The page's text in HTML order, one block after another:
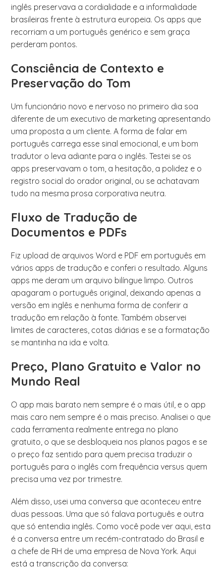
inglês preservava a cordialidade e a informalidade
brasileiras frente à estrutura europeia. Os apps que
recorriam a um português genérico e sem graça
perderam pontos.
Consciência de Contexto e
Preservação do Tom
Um funcionário novo e nervoso no primeiro dia soa
diferente de um executivo de marketing apresentando
uma proposta a um cliente. A forma de falar em
português carrega esse sinal emocional, e um bom
tradutor o leva adiante para o inglês. Testei se os
apps preservavam o tom, a hesitação, a polidez e o
registro social do orador original, ou se achatavam
tudo na mesma prosa corporativa neutra.
Fluxo de Tradução de
Documentos e PDFs
Fiz upload de arquivos Word e PDF em português em
vários apps de tradução e conferi o resultado. Alguns
apps me deram um arquivo bilíngue limpo. Outros
apagaram o português original, deixando apenas a
versão em inglês e nenhuma forma de conferir a
tradução em relação à fonte. Também observei
limites de caracteres, cotas diárias e se a formatação
se mantinha na ida e volta.
Preço, Plano Gratuito e Valor no
Mundo Real
O app mais barato nem sempre é o mais útil, e o app
mais caro nem sempre é o mais preciso. Analisei o que
cada ferramenta realmente entrega no plano
gratuito, o que se desbloqueia nos planos pagos e se
o preço faz sentido para quem precisa traduzir o
português para o inglês com frequência versus quem
precisa uma vez por trimestre.
Além disso, usei uma conversa que aconteceu entre
duas pessoas. Uma que só falava português e outra
que só entendia inglês. Como você pode ver aqui, esta
é a conversa entre um recém-contratado do Brasil e
a chefe de RH de uma empresa de Nova York. Aqui
está a transcrição da conversa: